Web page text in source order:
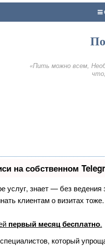
«Пить можно всем,
на собственном
услуг, знает — без
клиентам о визитах
первый месяц бесплатно.
который